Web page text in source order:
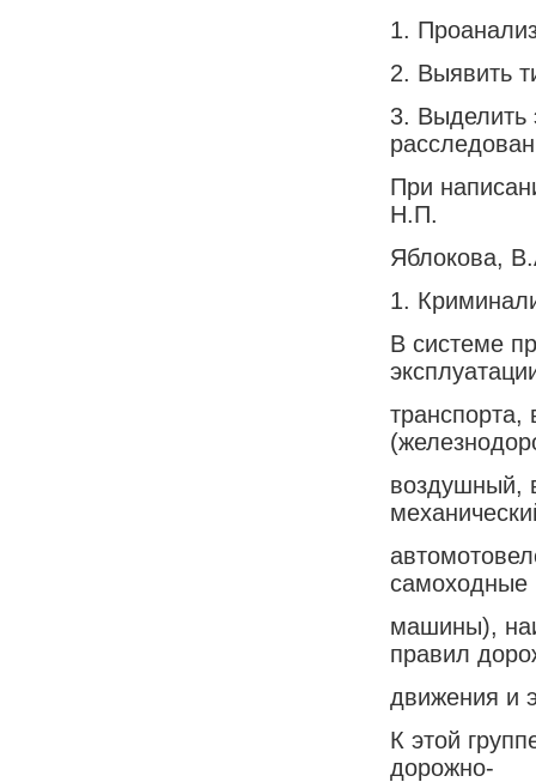
1.
2. Выявить
3. Выделить
При
Н.П.
Яблокова,
1.
В системе
транспорта,
воздушный,
самоходные
машины),
правил
движения и
К этой
дорожно-